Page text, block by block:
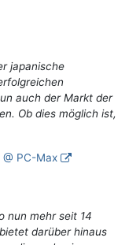
japanische
auch der Markt der
Ob dies möglich ist,
PC-Max
nun mehr seit 14
darüber hinaus